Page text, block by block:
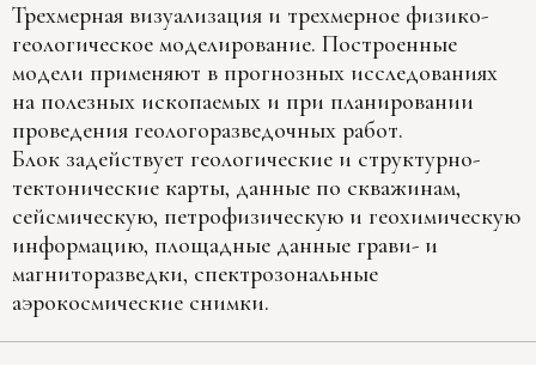
Трехмерная визуализация и трехмерное физико-
геологическое моделирование. Построенные
модели применяют в прогнозных исследованиях
на полезных ископаемых и при планировании
проведения геологоразведочных работ.
Блок задействует геологические и структурно-
тектонические карты, данные по скважинам,
сейсмическую, петрофизическую и геохимическую
информацию, площадные данные грави- и
магниторазведки, спектрозональные
аэрокосмические снимки.